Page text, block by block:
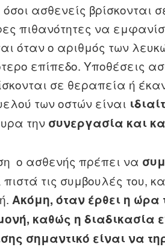
ασθενείς βρίσκονται
πιθανότητες να
όταν ο αριθμός των
επίπεδο. Υποθέσεις
σε θεραπεία ή
των οστών είναι
την συνεργασία και
ο ασθενής πρέπει να
τις συμβουλές του,
Ακόμη, όταν έρθει η
καθώς η διαδικασία
σημαντικό είναι να